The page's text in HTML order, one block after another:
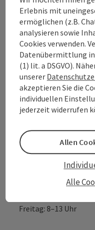
WGD Donau
GmbH
Lindengasse 9
4040 Linz
+43 732 7277 - 888
Fax: +43 732 7277 - 804
Öffnungszeiten:
Freitag: 8–13 Uhr
Erlebnis mit
ermöglichen (z.B.
analysieren sowie
Cookies verwenden.
Datenübermittlung
(1) lit. a DSGVO).
unserer
akzeptieren Sie die
individuellen
jederzeit widerrufen
Alle
Allen